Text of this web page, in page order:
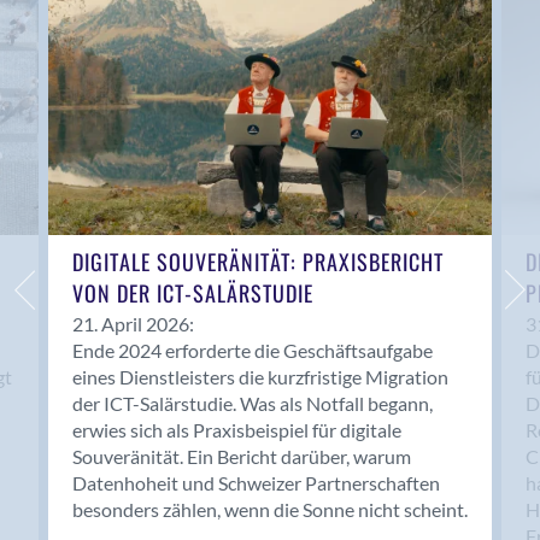
Anwil
Appenzell
Au SG
Baar
Baden
Balsthal
Balzers
Basel
Bassersdorf
Belp
Bendern
Benken (SG)
Bergdietikon
Berlin
Bern
Bern - Liebefeld
DIGITALE SOUVERÄNITÄT: PRAXISBERICHT
VON DER ICT-SALÄRSTUDIE
21. April 2026:
Ende 2024 erforderte die Geschäftsaufgabe
eines Dienstleisters die kurzfristige Migration
der ICT-Salärstudie. Was als Notfall begann,
erwies sich als Praxisbeispiel für digitale
Souveränität. Ein Bericht darüber, warum
Datenhoheit und Schweizer Partnerschaften
besonders zählen, wenn die Sonne nicht scheint.